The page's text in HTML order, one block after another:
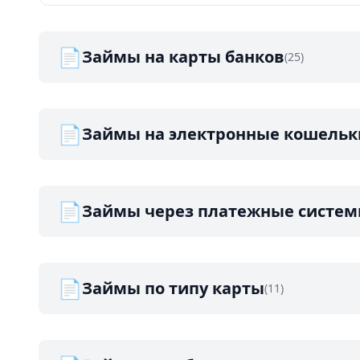
📄Займы на карты банков(25)
📄Займы на электронные
📄Займы через платежные
📄Займы по типу карты(11)